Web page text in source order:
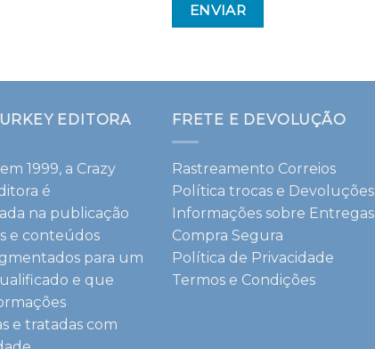
EDITORA
1999, a Crazy
é
na publicação
e conteúdos
para um
e que
e tratadas com
FRETE E DEVOLUÇÃO
Rastreamento Correios
Política trocas e Devoluções
Informações sobre Entregas
Compra Segura
Política de Privacidade
Termos e Condições